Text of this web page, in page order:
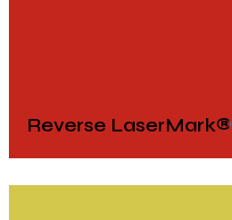
Reverse LaserMark®